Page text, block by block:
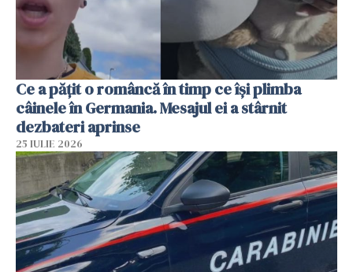
Ce a pățit o româncă în timp ce își plimba
câinele în Germania. Mesajul ei a stârnit
dezbateri aprinse
25 IULIE 2026